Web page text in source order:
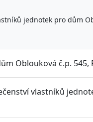
jednotek pro dům
Oblouková č.p. 545,
vlastníků